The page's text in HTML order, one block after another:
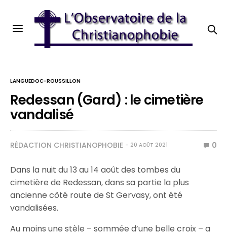
LANGUEDOC-ROUSSILLON
Redessan (Gard) : le cimetière
vandalisé
RÉDACTION CHRISTIANOPHOBIE 20 AOÛT 2021 0
Dans la nuit du 13 au 14 août des tombes du
cimetière de Redessan, dans sa partie la plus
ancienne côté route de St Gervasy, ont été
vandalisées.
Au moins une stèle – sommée d’une belle croix – a